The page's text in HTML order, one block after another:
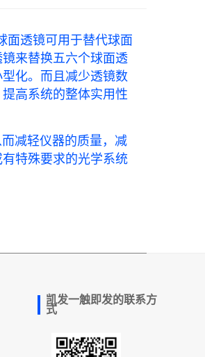
面透镜可用于替代球面
来替换五六个球面透
化。而且减少透镜数
高系统的整体实用性
减轻仪器的质量，减
特殊要求的光学系统
凯发一触即发的联系方
式